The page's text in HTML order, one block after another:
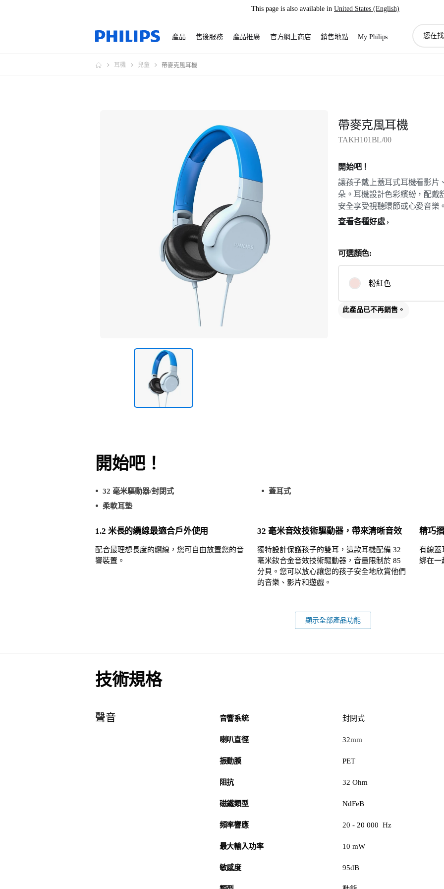
This page is also available in United States (English)
產品 售後服務 產品推廣 官方網上商店 銷售地點 My Philips
耳機 兒童 帶麥克風耳機
帶麥克風耳機
TAKH101BL/00
開始吧！
讓孩子戴上蓋耳式耳機看影片
朵。耳機設計色彩繽紛，配戴
安全享受視聽環節或心愛音樂
查看各種好處
可選顏色:
粉紅色
此產品已不再銷售。
開始吧！
32 毫米驅動器/封閉式
蓋耳式
柔軟耳墊
1.2 米長的纜線最適合戶外使用
配合最理想長度的纜線，您可自由放置您的音
響裝置。
32 毫米音效技術驅動器，帶來清晰音效
獨特設計保護孩子的雙耳，這款耳機配備 32
毫米釹合金音效技術驅動器，音量限制於 85
分貝。您可以放心讓您的孩子安全地欣賞他們
的音樂、影片和遊戲。
精巧
有線蓋
綁在一
顯示全部產品功能
技術規格
聲音 音響系統 封閉式
喇叭直徑 32mm
振動膜 PET
阻抗 32 Ohm
磁鐵類型 NdFeB
頻率響應 20 - 20 000 Hz
最大輸入功率 10 mW
敏感度 95dB